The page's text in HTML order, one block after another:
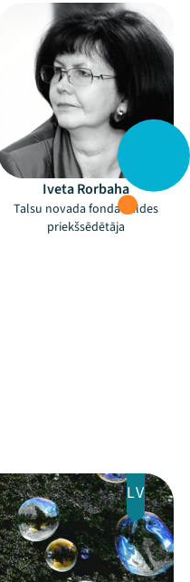
2026
Iveta Rorbaha
Talsu novada fonda valdes
priekšsēdētāja
LV